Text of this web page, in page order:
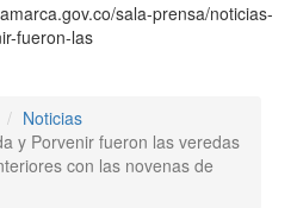
sala-prensa/noticias-
fueron-las
Noticias
y Porvenir fueron las veredas
con las novenas de